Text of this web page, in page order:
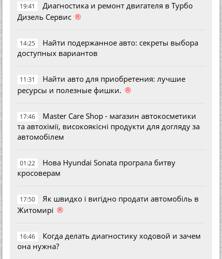
19:41
Диагностика и ремонт двигателя в Турбо
Дизель Сервис ®
14:25
Найти подержанное авто: секреты выбора
доступных вариантов
11:31
Найти авто для приобретения: лучшие
ресурсы и полезные фишки. ®
17:46
Master Care Shop - магазин автокосметики
та автохімії, високоякісні продукти для догляду за
автомобілем
01:22
Нова Hyundai Sonata програла битву
кросоверам
17:50
Як швидко і вигідно продати автомобіль в
Житомирі ®
16:46
Когда делать диагностику ходовой и зачем
она нужна?